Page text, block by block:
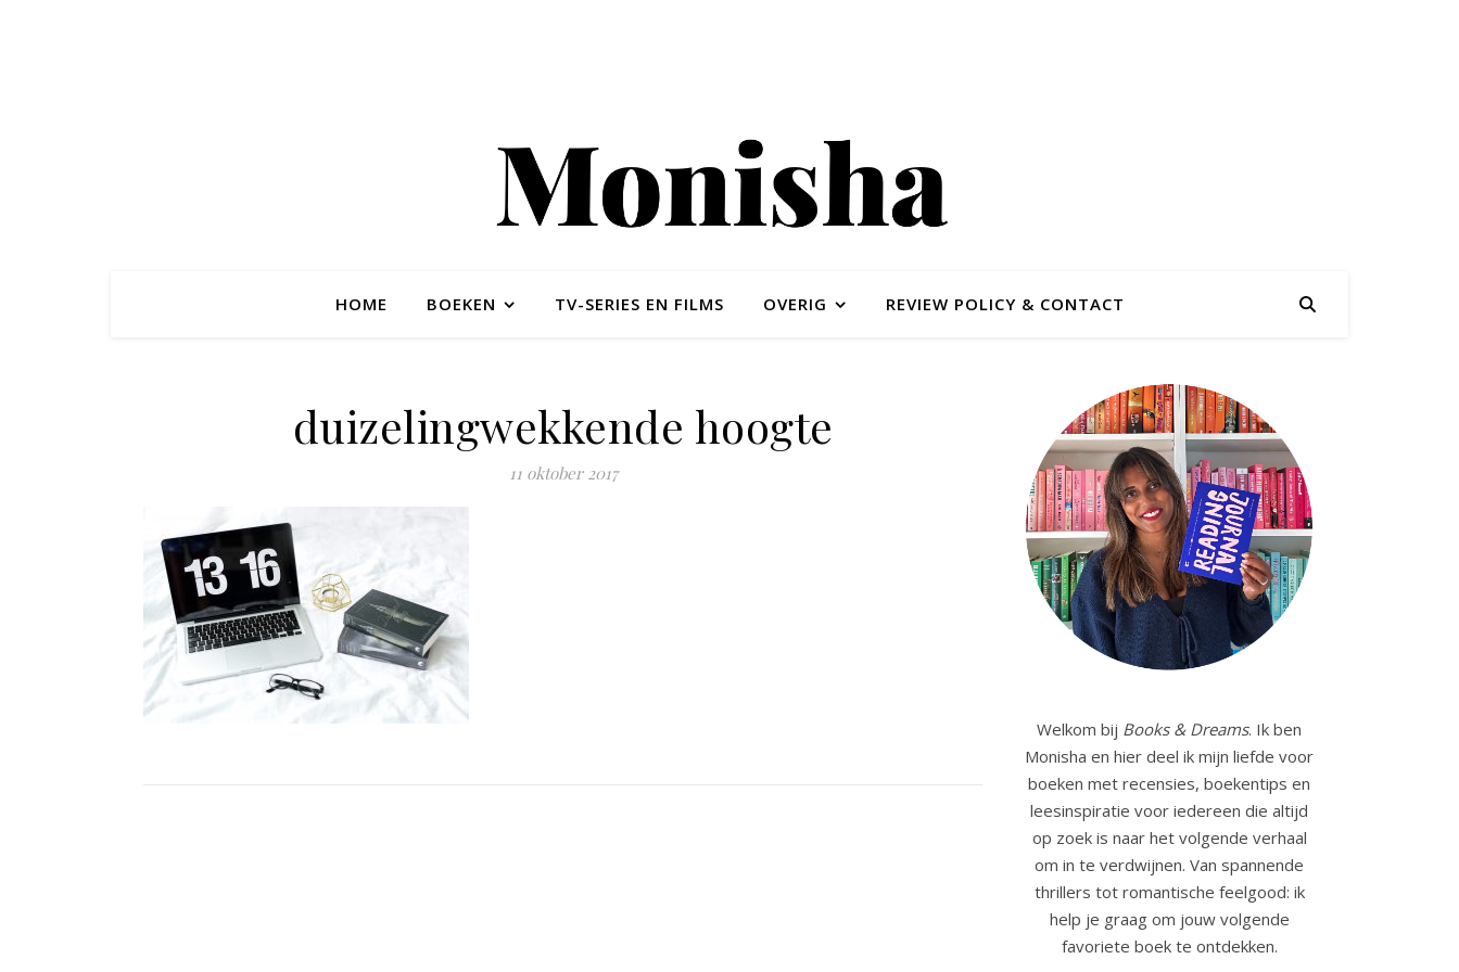
HOME BOEKEN TV-SERIES EN FILMS OVERIG REVIEW POLICY & CONTACT
duizelingwekkende hoogte
11 oktober 2017
Welkom bij Books & Dreams. Ik ben
Monisha en hier deel ik mijn liefde voor
boeken met recensies, boekentips en
leesinspiratie voor iedereen die altijd
op zoek is naar het volgende verhaal
om in te verdwijnen. Van spannende
thrillers tot romantische feelgood: ik
help je graag om jouw volgende
favoriete boek te ontdekken.